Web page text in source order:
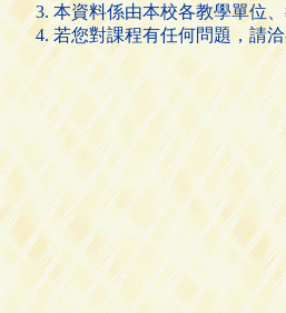
本資料係由本校各教學單位
若您對課程有任何問題，請